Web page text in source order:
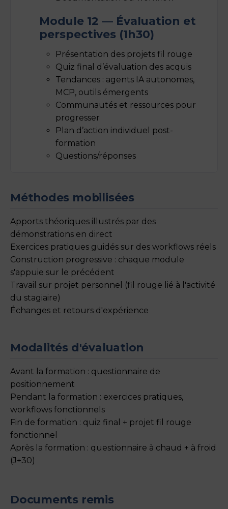
Module 12 — Évaluation et
perspectives (1h30)
Présentation des projets fil rouge
Quiz final d’évaluation des acquis
Tendances : agents IA autonomes,
MCP, outils émergents
Communautés et ressources pour
progresser
Plan d’action individuel post-
formation
Questions/réponses
Méthodes mobilisées
Apports théoriques illustrés par des
démonstrations en direct
Exercices pratiques guidés sur des workflows réels
Construction progressive : chaque module
s'appuie sur le précédent
Travail sur projet personnel (fil rouge lié à l'activité
du stagiaire)
Échanges et retours d'expérience
Modalités d'évaluation
Avant la formation : questionnaire de
positionnement
Pendant la formation : exercices pratiques,
workflows fonctionnels
Fin de formation : quiz final + projet fil rouge
fonctionnel
Après la formation : questionnaire à chaud + à froid
(J+30)
Documents remis